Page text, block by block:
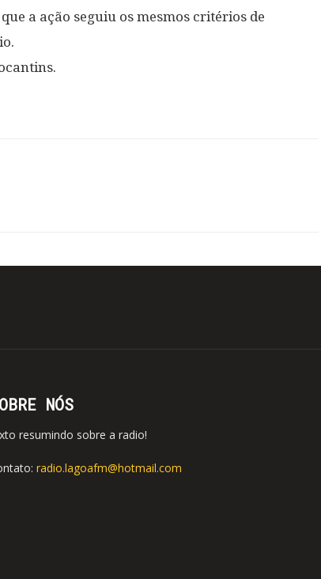
a ação seguiu os mesmos critérios de
NÓS
resumindo sobre a radio!
radio.lagoafm@hotmail.com